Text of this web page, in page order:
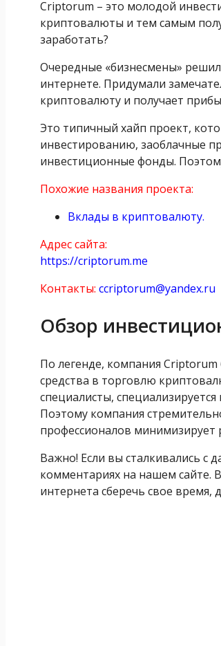
Criptorum – это молодой
криптовалюты и тем самым
заработать?
Очередные «бизнесмены»
интернете. Придумали
криптовалюту и получает
Это типичный хайп проект,
инвестированию, заоблачные
инвестиционные фонды.
Похожие названия проекта:
Вклады в криптовалюту.
Адрес сайта:
https://criptorum.me
Контакты: ccriptorum@yandex.ru
Обзор
По легенде, компания
средства в торговлю
специалисты,
Поэтому компания
профессионалов минимизирует
Важно! Если вы сталкивались
комментариях на нашем сайте.
интернета сберечь свое время,